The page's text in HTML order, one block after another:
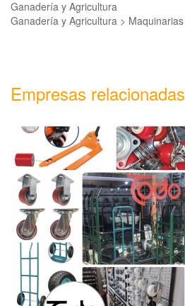
Ganadería y Agricultura
Ganadería y Agricultura > Maquinarias
Empresas relacionadas